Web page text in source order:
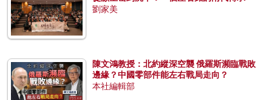
劉家美
陳文鴻教授：北約縱深空襲 俄羅斯瀕臨戰敗
邊緣？中國零部件能左右戰局走向？
本社編輯部